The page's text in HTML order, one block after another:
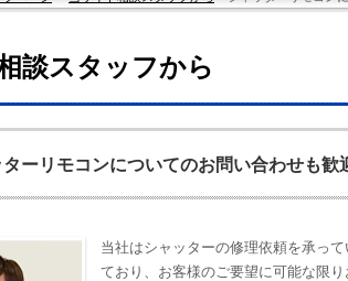
談スタッフから
ターリモコンについてのお問い合わせも歓
当社はシャッターの修理依頼を承っ
ており、お客様のご要望に可能な限